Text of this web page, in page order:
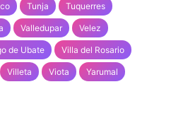
Tunja Tuquerres
Valledupar Velez
de Ubate Villa del Rosario
Villeta Viota Yarumal